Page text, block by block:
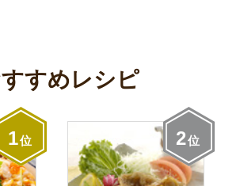
すめレシピ
1位 2位